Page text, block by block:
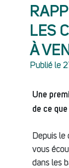
LES
À
Publié le
Une
de ce
Depuis le
vous
dans les